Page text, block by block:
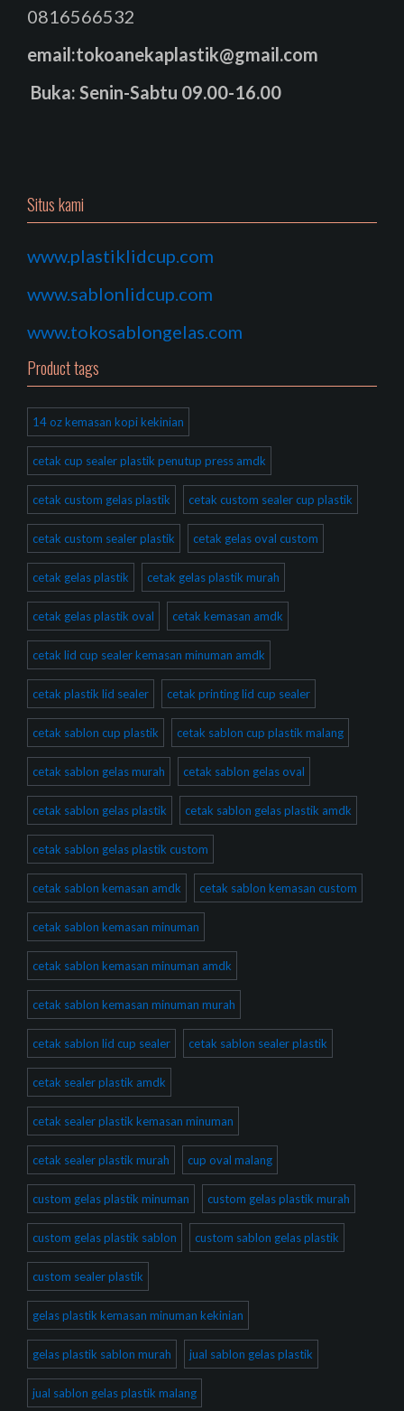
0816566532
email:tokoanekaplastik@gmail.com
Buka: Senin-Sabtu 09.00-16.00
Situs kami
www.plastiklidcup.com
www.sablonlidcup.com
www.tokosablongelas.com
Product tags
14 oz kemasan kopi kekinian
cetak cup sealer plastik penutup press amdk
cetak custom gelas plastik cetak custom sealer cup plastik
cetak custom sealer plastik cetak gelas oval custom
cetak gelas plastik cetak gelas plastik murah
cetak gelas plastik oval cetak kemasan amdk
cetak lid cup sealer kemasan minuman amdk
cetak plastik lid sealer cetak printing lid cup sealer
cetak sablon cup plastik cetak sablon cup plastik malang
cetak sablon gelas murah cetak sablon gelas oval
cetak sablon gelas plastik cetak sablon gelas plastik amdk
cetak sablon gelas plastik custom
cetak sablon kemasan amdk cetak sablon kemasan custom
cetak sablon kemasan minuman
cetak sablon kemasan minuman amdk
cetak sablon kemasan minuman murah
cetak sablon lid cup sealer cetak sablon sealer plastik
cetak sealer plastik amdk
cetak sealer plastik kemasan minuman
cetak sealer plastik murah cup oval malang
custom gelas plastik minuman custom gelas plastik murah
custom gelas plastik sablon custom sablon gelas plastik
custom sealer plastik
gelas plastik kemasan minuman kekinian
gelas plastik sablon murah jual sablon gelas plastik
jual sablon gelas plastik malang